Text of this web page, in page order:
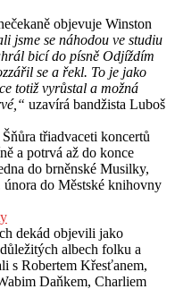
objevuje Winston
jsme se náhodou ve studiu
bicí do písně Odjíždím
se a řekl. To je jako
totiž vyrůstal a možná
uzavírá bandžista Luboš
třiadvaceti koncertů
a potrvá až do konce
do brněnské Musilky,
února do Městské knihovny
dekád objevili jako
albech folku a
s Robertem Křesťanem,
Daňkem, Charliem